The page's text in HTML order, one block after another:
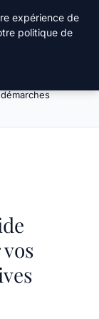
guide complet
expérience de
politique de